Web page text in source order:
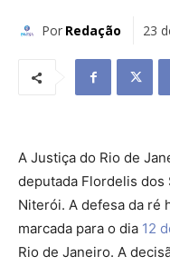
Por Redação 23
A Justiça do Rio de
deputada Flordelis dos
Niterói. A defesa da ré
marcada para o dia 12
Rio de Janeiro. A